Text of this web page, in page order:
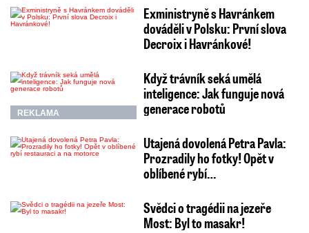
Exministryně s Havránkem
dováděli v Polsku: První slova
Decroix i Havránkové!
REKLAMA
Když trávník seká umělá
inteligence: Jak funguje nová
generace robotů
Utajená dovolená Petra Pavla:
Prozradily ho fotky! Opět v
oblíbené rybí…
Svědci o tragédii na jezeře
Most: Byl to masakr!